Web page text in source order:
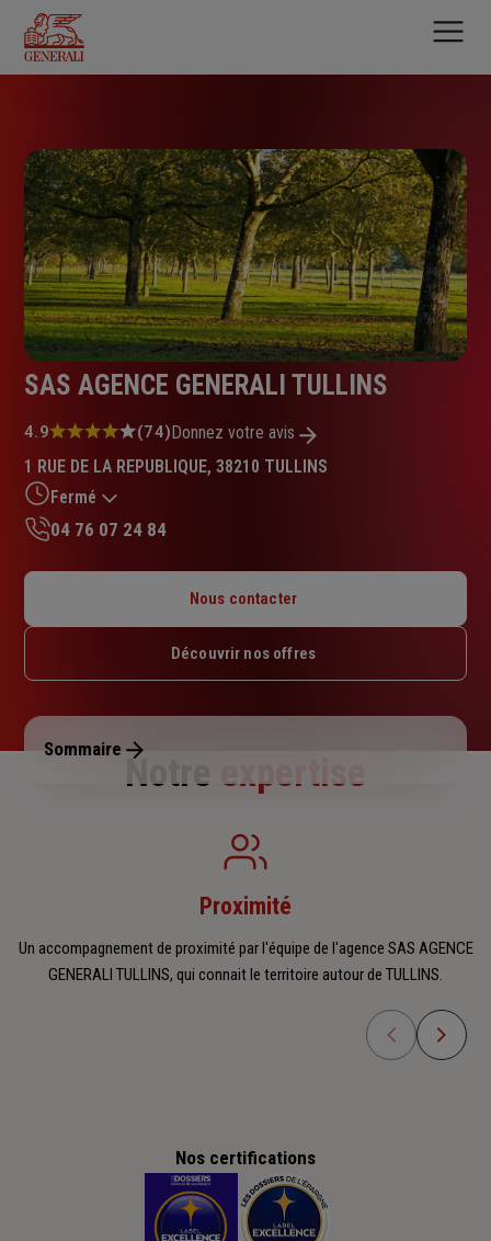
contenu
principal
SAS AGENCE GENERALI TULLINS
Note
4.9
sur
5
étoiles
4.9 (74)Donnez votre avis
1 RUE DE LA REPUBLIQUE, 38210 TULLINS
Fermé
Mardi : 09h – 12h / 14h – 17h30
Jeudi : 09h – 12h / 14h – 17h30
Dimanche : Fermé
04 76 07 24 84
Nous contacter
Découvrir nos offres
Sommaire
Notre expertise
Proximité
Un accompagnement de proximité par l'équipe de l'agence SAS AGENCE
GENERALI TULLINS, qui connait le territoire autour de TULLINS.
Nos certifications